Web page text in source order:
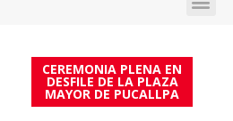
CEREMONIA PLENA EN
DESFILE DE LA PLAZA
MAYOR DE PUCALLPA